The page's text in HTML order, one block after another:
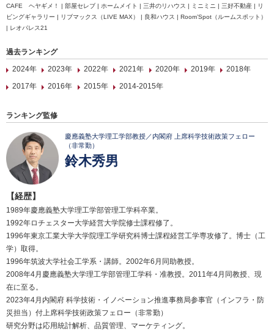
CAFE ヘヤギメ！ | 部屋セレブ | ホームメイト | 三井のリハウス | ミニミニ | 三好不動産 | リ
ビングギャラリー | リブマックス（LIVE MAX） | 良和ハウス | Room’Spot（ルームスポット）
| レオパレス21
過去ランキング
2024年
2023年 2022年 2021年 2020年 2019年
2018年
2017年
2016年 2015年 2014-2015年
ランキング監修
慶應義塾大学理工学部教授／内閣府 上席科学技術政策フェロー
（非常勤）
鈴木秀男
【経歴】
1989年慶應義塾大学理工学部管理工学科卒業。
1992年ロチェスター大学経営大学院修士課程修了。
1996年東京工業大学大学院理工学研究科博士課程経営工学専攻修了。博士（工
学）取得。
1996年筑波大学社会工学系・講師。2002年6月同助教授。
2008年4月慶應義塾大学理工学部管理工学科・准教授。2011年4月同教授、現
在に至る。
2023年4月内閣府 科学技術・イノベーション推進事務局参事官（インフラ・防
災担当）付上席科学技術政策フェロー（非常勤）
研究分野は応用統計解析、品質管理、マーケティング。